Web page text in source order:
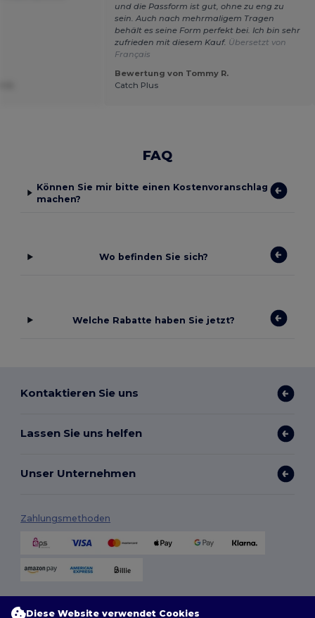
und die Passform ist gut, ohne zu eng zu
sein. Auch nach mehrmaligem Tragen
behält es seine Form perfekt bei. Ich bin sehr
zufrieden mit diesem Kauf. Übersetzt von
Français
Bewertung von Tommy R.
Catch Plus
FAQ
Können Sie mir bitte einen Kostenvoranschlag
machen?
Wo befinden Sie sich?
Welche Rabatte haben Sie jetzt?
Kontaktieren Sie uns
Lassen Sie uns helfen
Unser Unternehmen
Zahlungsmethoden
Diese Website verwendet Cookies